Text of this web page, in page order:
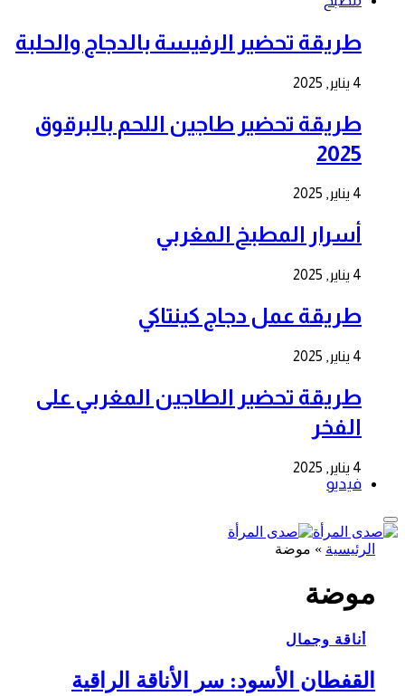
طريقة تحضير الرفيسة بالدجاج والحلبة
4 يناير, 2025
طريقة تحضير طاجين اللحم بالبرقوق
2025
4 يناير, 2025
أسرار المطبخ المغربي
4 يناير, 2025
طريقة عمل دجاج كينتاكي
4 يناير, 2025
طريقة تحضير الطاجين المغربي على
الفخر
4 يناير, 2025
فيديو
الرئيسية » موضة
موضة
أناقة وجمال
القفطان الأسود: سر الأناقة الراقية